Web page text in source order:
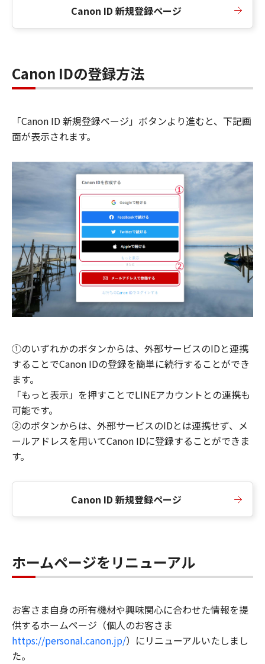
Canon ID 新規登録ページ
Canon IDの登録方法
「Canon ID 新規登録ページ」ボタンより進むと、下記画
面が表示されます。
①のいずれかのボタンからは、外部サービスのIDと連携
することでCanon IDの登録を簡単に続行することができ
ます。
「もっと表示」を押すことでLINEアカウントとの連携も
可能です。
②のボタンからは、外部サービスのIDとは連携せず、メ
ールアドレスを用いてCanon IDに登録することができま
す。
Canon ID 新規登録ページ
ホームページをリニューアル
お客さま自身の所有機材や興味関心に合わせた情報を提
供するホームページ（個人のお客さま
https://personal.canon.jp/）にリニューアルいたしまし
た。